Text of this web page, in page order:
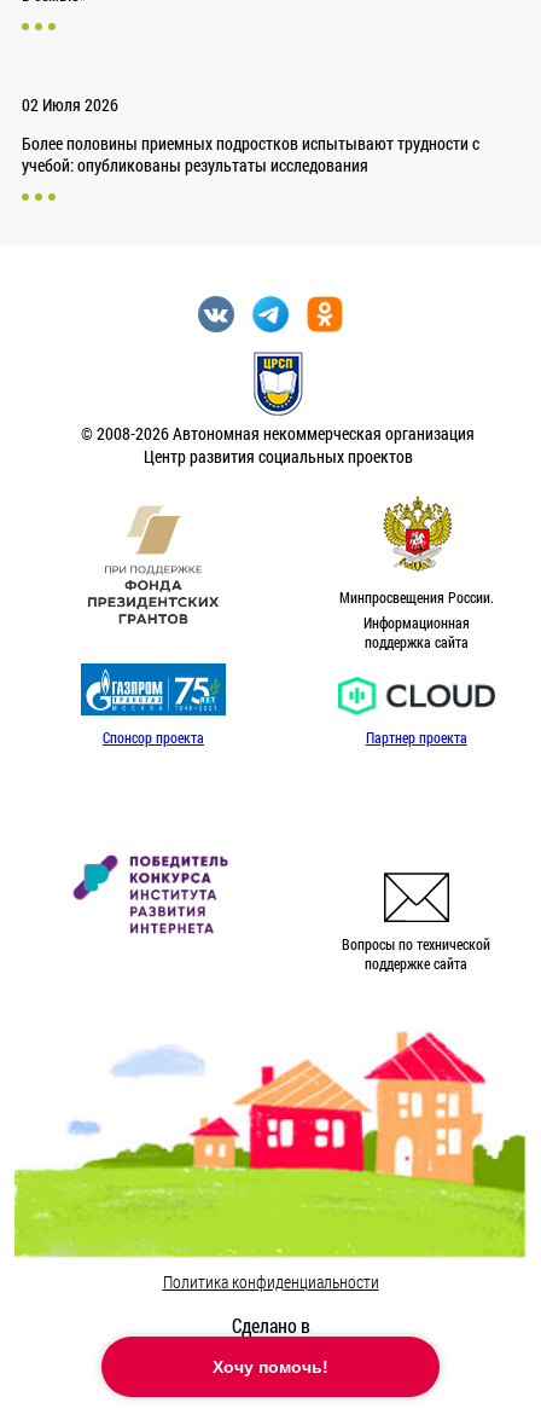
02 Июля 2026
Более половины приемных подростков испытывают трудности с
учебой: опубликованы результаты исследования
Хочу помочь!
© 2008-2026 Автономная некоммерческая организация
Центр развития социальных проектов
Минпросвещения России.
Информационная
поддержка сайта
Спонсор проекта Партнер проекта
Вопросы по технической
поддержке сайта
Политика конфиденциальности
Сделано в